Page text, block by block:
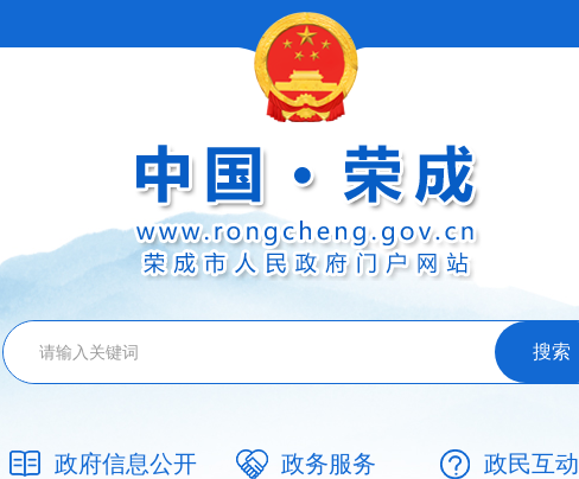
政府信息公开 政务服务 政民互动